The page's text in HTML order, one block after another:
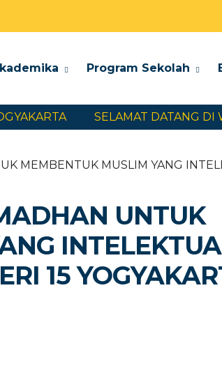
Program Sekolah
SELAMAT DATANG DI
MEMBENTUK MUSLIM YANG
UNTUK
15